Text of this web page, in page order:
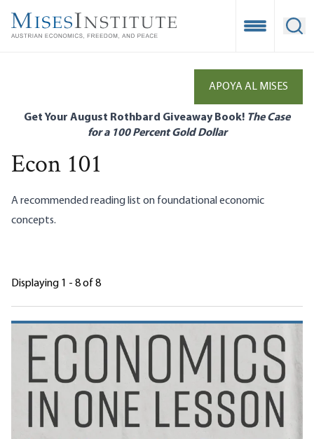
main
Open
APOYA AL MISES
Get Your August Rothbard Giveaway Book! The Case
for a 100 Percent Gold Dollar
Econ 101
A recommended reading list on foundational economic
concepts.
Displaying 1 - 8 of 8